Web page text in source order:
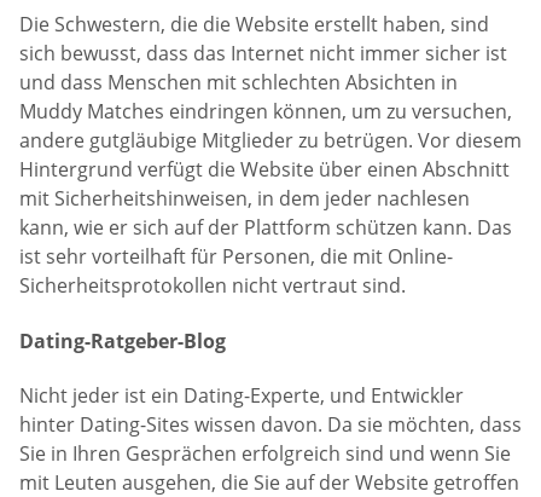
Die Schwestern, die die Website erstellt haben, sind
sich bewusst, dass das Internet nicht immer sicher ist
und dass Menschen mit schlechten Absichten in
Muddy Matches eindringen können, um zu versuchen,
andere gutgläubige Mitglieder zu betrügen. Vor diesem
Hintergrund verfügt die Website über einen Abschnitt
mit Sicherheitshinweisen, in dem jeder nachlesen
kann, wie er sich auf der Plattform schützen kann. Das
ist sehr vorteilhaft für Personen, die mit Online-
Sicherheitsprotokollen nicht vertraut sind.
Dating-Ratgeber-Blog
Nicht jeder ist ein Dating-Experte, und Entwickler
hinter Dating-Sites wissen davon. Da sie möchten, dass
Sie in Ihren Gesprächen erfolgreich sind und wenn Sie
mit Leuten ausgehen, die Sie auf der Website getroffen